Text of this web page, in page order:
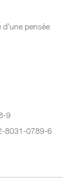
d'une pensée
9
8031-0789-6